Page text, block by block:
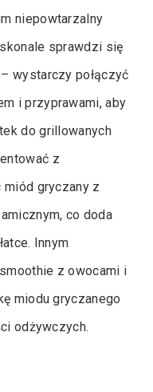
niepowtarzalny
sprawdzi się
wystarczy połączyć
i przyprawami, aby
do grillowanych
z
miód gryczany z
co doda
Innym
z owocami i
miodu gryczanego
odżywczych.